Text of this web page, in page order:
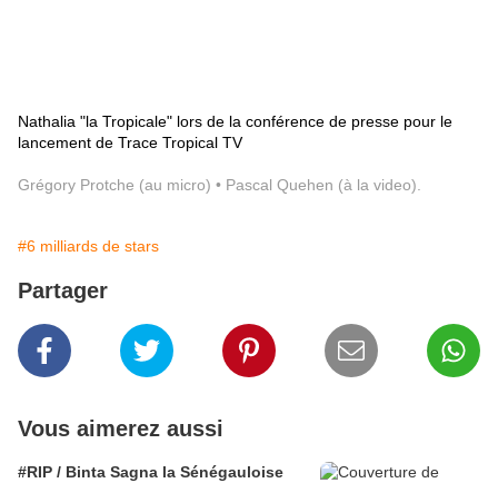
Nathalia "la Tropicale" lors de la conférence de presse pour le
lancement de Trace Tropical TV
Grégory Protche (au micro) • Pascal Quehen (à la video).
#6 milliards de stars
Partager
Vous aimerez aussi
#RIP / Binta Sagna la Sénégauloise